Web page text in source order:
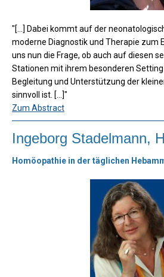
"[...] Dabei kommt auf der
moderne Diagnostik und Therapie zum
uns nun die Frage, ob auch auf diesen
Stationen mit ihrem besonderen
Begleitung und Unterstützung der
sinnvoll ist. [...]"
Zum Abstract
Ingeborg Stadelmann,
Homöopathie in der täglichen